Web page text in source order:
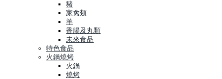
豬
家禽類
羊
香腸及丸類
未來食品
特色食品
火鍋燒烤
火鍋
燒烤